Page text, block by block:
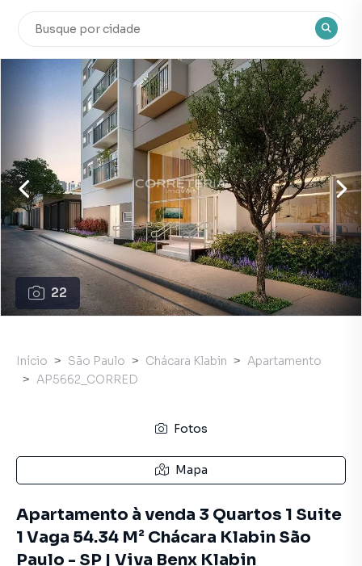
22
Início São Paulo Chácara Klabin
Apartamento
AP5662_CORRED
Fotos
Mapa
Apartamento à venda 3 Quartos 1 Suite
1 Vaga 54.34 M² Chácara Klabin São
Paulo - SP | Viva Benx Klabin